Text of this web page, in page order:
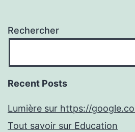
Rechercher
Recent Posts
Lumière sur https://
Tout savoir sur Education